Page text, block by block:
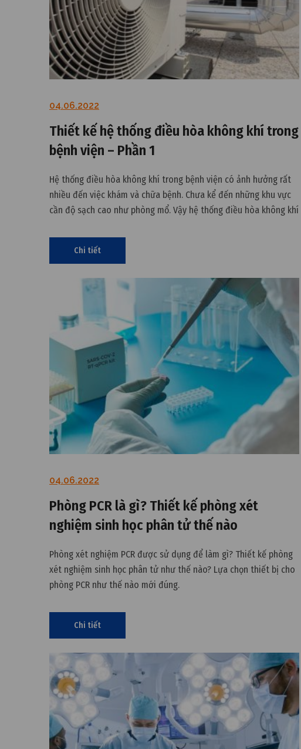
04.06.2022
Thiết kế hệ thống điều hòa không khí trong
bệnh viện – Phần 1
Hệ thống điều hòa không khí trong bệnh viện có ảnh hưởng rất
nhiều đến việc khám và chữa bệnh. Chưa kể đến những khu vực
cần độ sạch cao như phòng mổ. Vậy hệ thống điều hòa không khí
chuẩn
Chi tiết
04.06.2022
Phòng PCR là gì? Thiết kế phòng xét
nghiệm sinh học phân tử thế nào
Phòng xét nghiệm PCR được sử dụng để làm gì? Thiết kế phòng
xét nghiệm sinh học phân tử như thế nào? Lựa chọn thiết bị cho
phòng PCR như thế nào mới đúng.
Chi tiết